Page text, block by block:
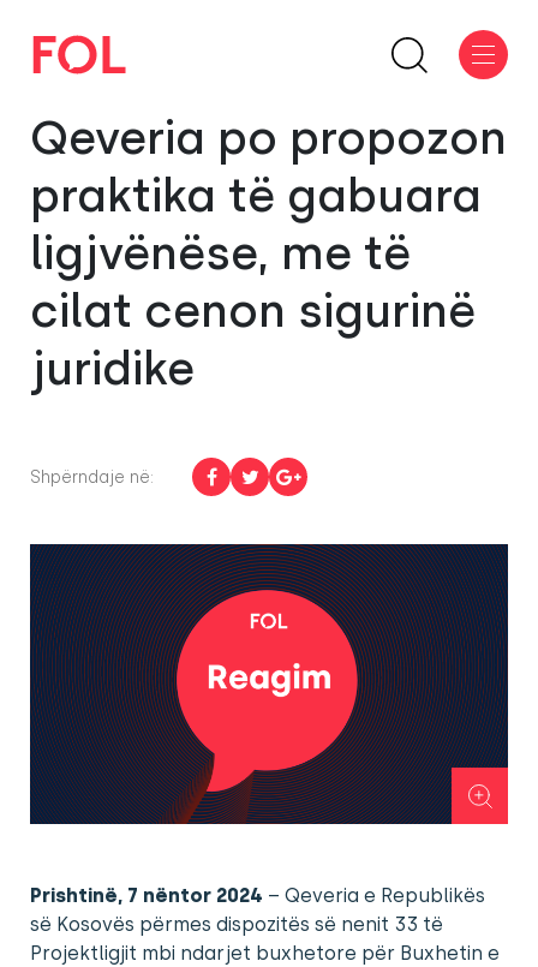
Qeveria po propozon
praktika të gabuara
ligjvënëse, me të
cilat cenon sigurinë
juridike
Shpërndaje në:
Prishtinë, 7 nëntor 2024 – Qeveria e Republikës
së Kosovës përmes dispozitës së nenit 33 të
Projektligjit mbi ndarjet buxhetore për Buxhetin e